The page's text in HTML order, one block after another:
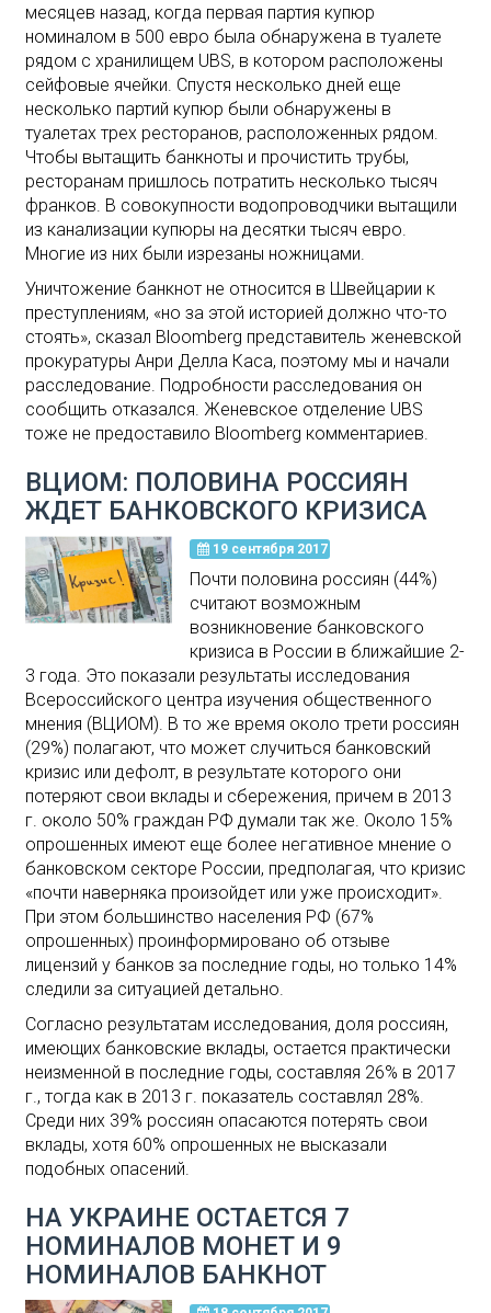
месяцев назад, когда первая партия купюр
номиналом в 500 евро была обнаружена в туалете
рядом с хранилищем UBS, в котором расположены
сейфовые ячейки. Спустя несколько дней еще
несколько партий купюр были обнаружены в
туалетах трех ресторанов, расположенных рядом.
Чтобы вытащить банкноты и прочистить трубы,
ресторанам пришлось потратить несколько тысяч
франков. В совокупности водопроводчики вытащили
из канализации купюры на десятки тысяч евро.
Многие из них были изрезаны ножницами.
Уничтожение банкнот не относится в Швейцарии к
преступлениям, «но за этой историей должно что-то
стоять», сказал Bloomberg представитель женевской
прокуратуры Анри Делла Каса, поэтому мы и начали
расследование. Подробности расследования он
сообщить отказался. Женевское отделение UBS
тоже не предоставило Bloomberg комментариев.
ВЦИОМ: ПОЛОВИНА РОССИЯН
ЖДЕТ БАНКОВСКОГО КРИЗИСА
19 сентября 2017
Почти половина россиян (44%)
считают возможным
возникновение банковского
кризиса в России в ближайшие 2-
3 года. Это показали результаты исследования
Всероссийского центра изучения общественного
мнения (ВЦИОМ). В то же время около трети россиян
(29%) полагают, что может случиться банковский
кризис или дефолт, в результате которого они
потеряют свои вклады и сбережения, причем в 2013
г. около 50% граждан РФ думали так же. Около 15%
опрошенных имеют еще более негативное мнение о
банковском секторе России, предполагая, что кризис
«почти наверняка произойдет или уже происходит».
При этом большинство населения РФ (67%
опрошенных) проинформировано об отзыве
лицензий у банков за последние годы, но только 14%
следили за ситуацией детально.
Согласно результатам исследования, доля россиян,
имеющих банковские вклады, остается практически
неизменной в последние годы, составляя 26% в 2017
г., тогда как в 2013 г. показатель составлял 28%.
Среди них 39% россиян опасаются потерять свои
вклады, хотя 60% опрошенных не высказали
подобных опасений.
НА УКРАИНЕ ОСТАЕТСЯ 7
НОМИНАЛОВ МОНЕТ И 9
НОМИНАЛОВ БАНКНОТ